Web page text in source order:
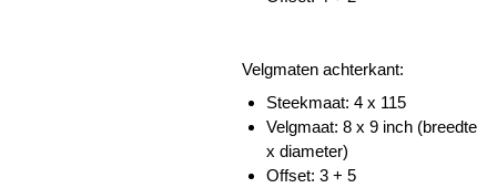
Velgmaten achterkant:
Steekmaat: 4 x 115
Velgmaat: 8 x 9 inch (breedte
x diameter)
Offset: 3 + 5